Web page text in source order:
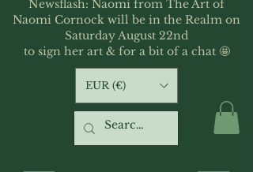
EUR (€)
Newsflash: Naomi from The Art of
Naomi Cornock will be in the Realm on
Saturday August 22nd
to sign her art & for a bit of a chat 🤩